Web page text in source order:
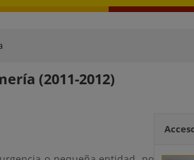
(2011-2012)